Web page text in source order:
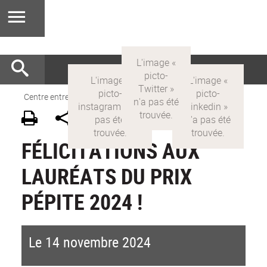
Centre entrepreneuriat>FR Actualités
FÉLICITATIONS AUX
LAURÉATS DU PRIX
PÉPITE 2024 !
Le 14 novembre 2024